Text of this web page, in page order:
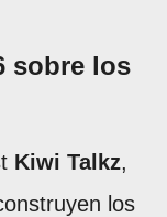
sobre los
Kiwi Talkz,
los